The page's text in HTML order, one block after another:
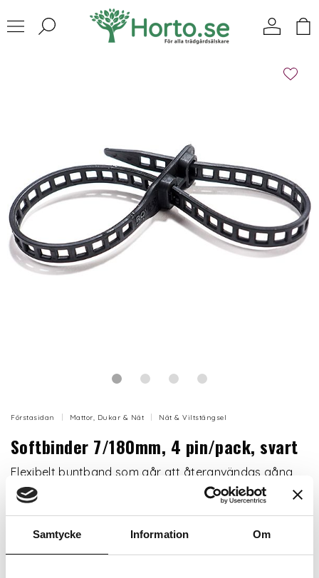
Samtycke Information Om
Förstasidan Mattor, Dukar & Nät Nät & Viltstängsel
Softbinder 7/180mm, 4 pin/pack, svart
Flexibelt buntband som går att återanvändas gång
på gång.
Artikelnr: A20103
Storlek